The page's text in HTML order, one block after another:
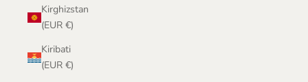
Kirghizstan
(EUR €)
Kiribati
(EUR €)